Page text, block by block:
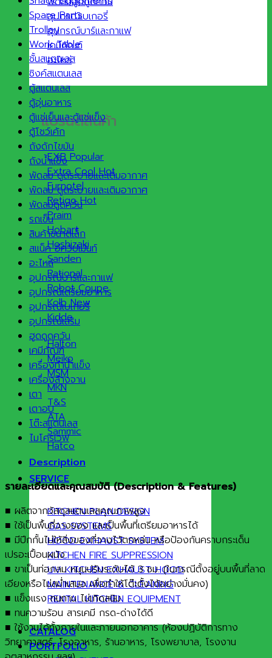
อุปกรณ์เบเกอรี่
อุปกรณ์บาร์และกาแฟ
เคมีภัณฑ์
อะไหล่
แบรนด์สินค้า
EXB
Extra Cool
Furnotel
Retigo
Praim
Hobart
Hoshizaki
Sanden
Rational
Robot Coupe
Kolb
Kidde
Halton
Meiko
MSM
MKN
T&S
ATA
Sammic
Hatco
SERVICE
KITCHEN PLAN DESIGN
GAS SYSTEMS
HOOD EXHAUST SYSTEM
KITCHEN FIRE SUPPRESSION
UV KITCHEN EXHAUST HOOD
MAINTENANCE & CLEANING
RENTAL KITCHEN EQUIPMENT
CATALOG
PORTFOLIO
Spare Parts
Trolley
Work Table
ชั้นสแตนเลส
ซิงค์สแตนเลส
ตู้สแตนเลส
ตู้อุ่นอาหาร
ตู้แช่เย็นและตู้แช่แข็ง
ตู้โชว์เค้ก
ถังดักไขมัน
ถังน้ำแข็ง
พัดลม ดูดระบายและเติมอากาศ
พัดลม ดูดระบายและเติมอากาศ
พัดลมดูดควัน
รถเข็น
สินค้าขนาดเล็ก
สแน็ค อีควิปเม้นท์
อะไหล่
อุปกรณ์บาร์และกาแฟ
อุปกรณ์เตรียมอาหาร
อุปกรณ์เบเกอรี่
อุปกรณ์เสริม
ฮูดดูดควัน
เคมีภัณฑ์
เครื่องทำน้ำแข็ง
เครื่องล้างจาน
เตา
เตาอบ
โต๊ะสแตนเลส
ไมโครเวฟ
Description
รายละเอียดและคุณสมบัติ(Description & Features)
■ ผลิตจากวัสดุสแตนเลสคุณภาพสูง
■ ใช้เป็นพื้นที่วางของ และเป็นพื้นที่เตรียมอาหารได้
■ มีปีกกั้นไม่ให้สิ่งของที่วางไว้ตกหล่น หรือป้องกันคราบกระเด็น
เปรอะเปื้อนผนัง
■ ขาเป็นท่อกลม หมุนปรับระดับได้ 3 ซม. (ในกรณีตั้งอยู่บนพื้นที่ลาด
เอียงหรือไม่สม่ำเสมอ เพื่อทำให้โต๊ะตั้งได้อย่างมั่นคง)
■ แข็งแรง ทนทาน ไม่เกิดสนิม
■ ทนความร้อน สารเคมี กรด-ด่างได้ดี
■ ใช้งานได้ทั้งภายในและภายนอกอาคาร (ห้องปฏิบัติการทาง
วิทยาศาสตร์, โรงอาหาร, ร้านอาหาร, โรงพยาบาล, โรงงาน